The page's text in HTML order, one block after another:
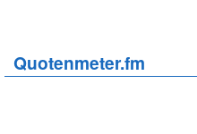
Quotenmeter.fm